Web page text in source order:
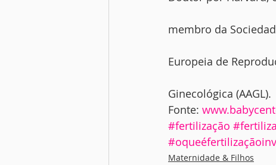
membro da
Europeia de
Ginecológica (AAGL).
Fonte:
#fertilização
Maternidade & Filhos